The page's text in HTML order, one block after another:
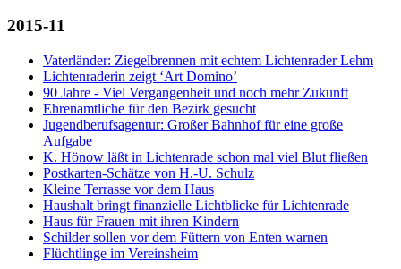
2015-11
Vaterländer: Ziegelbrennen mit echtem Lichtenrader Lehm
Lichtenraderin zeigt ‘Art Domino’
90 Jahre - Viel Vergangenheit und noch mehr Zukunft
Ehrenamtliche für den Bezirk gesucht
Jugendberufsagentur: Großer Bahnhof für eine große
Aufgabe
K. Hönow läßt in Lichtenrade schon mal viel Blut fließen
Postkarten-Schätze von H.-U. Schulz
Kleine Terrasse vor dem Haus
Haushalt bringt finanzielle Lichtblicke für Lichtenrade
Haus für Frauen mit ihren Kindern
Schilder sollen vor dem Füttern von Enten warnen
Flüchtlinge im Vereinsheim